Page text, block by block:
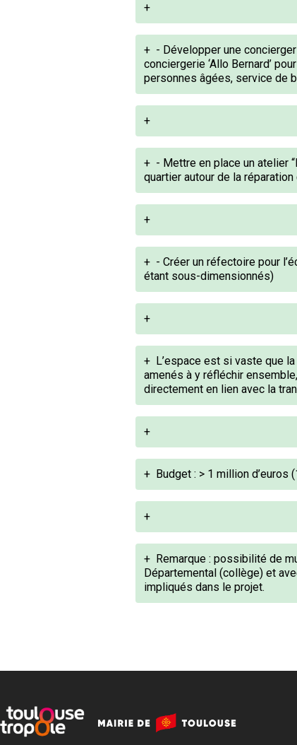
+
+ - Développer une
conciergerie ‘Allo Bernard’
personnes âgées, service de
+
+ - Mettre en place un atelier
quartier autour de la
+
+ - Créer un réfectoire pour
étant sous-dimensionnés)
+
+ L’espace est si vaste que
amenés à y réfléchir
directement en lien avec la
+
+ Budget : > 1 million d’euros
+
+ Remarque : possibilité de
Départemental (collège) et
impliqués dans le projet.